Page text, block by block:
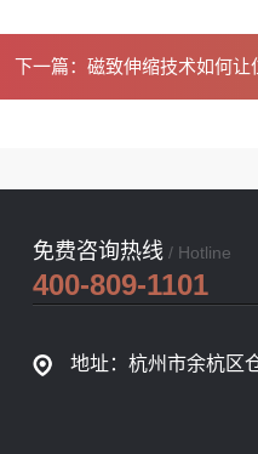
下一篇： 磁致伸缩技术如何让
免费咨询热线 / Hotline
400-809-1101
地址：杭州市余杭区